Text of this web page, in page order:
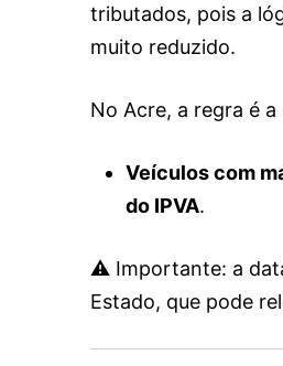
tributados, pois a
muito reduzido.
No Acre, a regra é a
Veículos com
do IPVA.
⚠️ Importante: a
Estado, que pode